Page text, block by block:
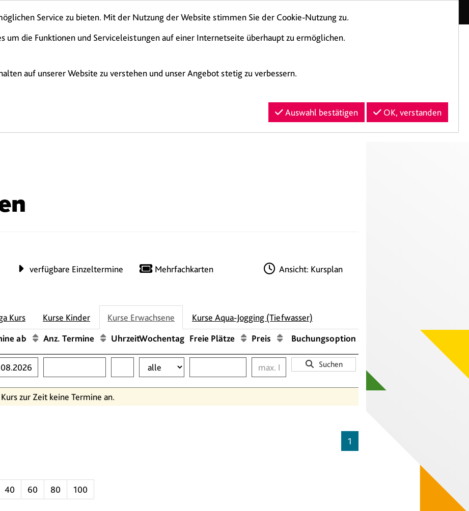
Presse Karriere Kontakt
Login
verfügbare Einzeltermine Mehrfachkarten Ansicht: Kursplan
Kurs Kurse Kinder Kurse Erwachsene
Kurse Aqua-Jogging (Tiefwasser)
ab Anz. Termine UhrzeitWochentag Freie Plätze Preis Buchungsoption
Suchen
zur Zeit keine Termine an.
1
40 60 80 100
Service zu bieten. Mit der Nutzung der Website stimmen Sie der Cookie-Nutzung zu.
um die Funktionen und Serviceleistungen auf einer Internetseite überhaupt zu ermöglichen.
auf unserer Website zu verstehen und unser Angebot stetig zu verbessern.
Auswahl bestätigen OK, verstanden